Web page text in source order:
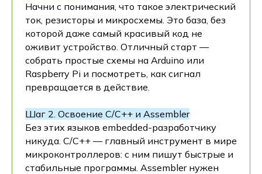
Начни с понимания, что такое электрический
ток, резисторы и микросхемы. Это база, без
которой даже самый красивый код не
оживит устройство. Отличный старт —
собрать простые схемы на Arduino или
Raspberry Pi и посмотреть, как сигнал
превращается в действие.
Шаг 2. Освоение C/C++ и Assembler
Без этих языков embedded-разработчику
никуда. C/C++ — главный инструмент в мире
микроконтроллеров: с ним пишут быстрые и
стабильные программы. Assembler нужен